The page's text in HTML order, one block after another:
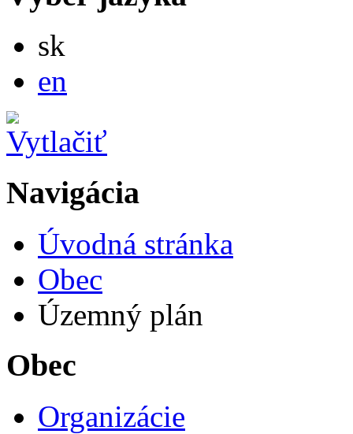
sk
en
Navigácia
Úvodná stránka
Obec
Územný plán
Obec
Organizácie